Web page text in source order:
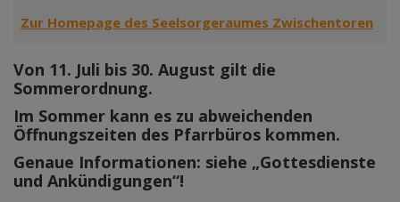
Zur Homepage des Seelsorgeraumes Zwischentoren
Von 11. Juli bis 30. August gilt die
Sommerordnung.
Im Sommer kann es zu abweichenden
Öffnungszeiten des Pfarrbüros kommen.
Genaue Informationen: siehe „Gottesdienste
und Ankündigungen“!